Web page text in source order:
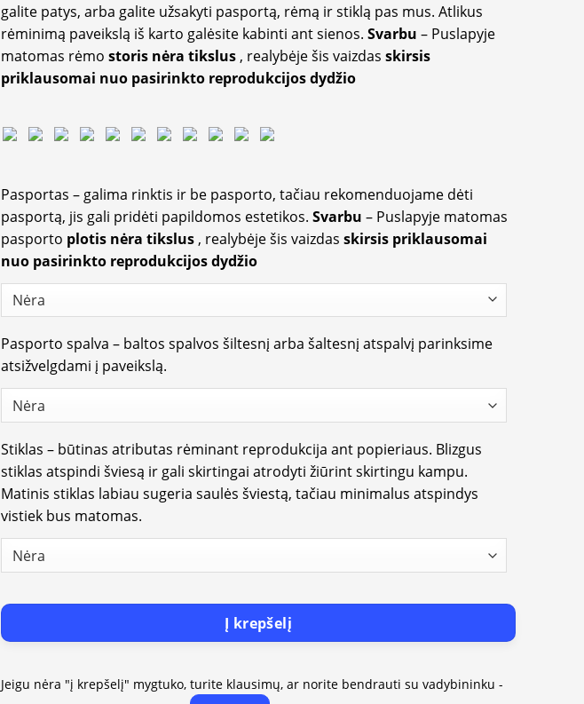
galite patys, arba galite užsakyti pasportą, rėmą ir stiklą pas mus. Atlikus
rėminimą paveikslą iš karto galėsite kabinti ant sienos. Svarbu – Puslapyje
matomas rėmo storis nėra tikslus , realybėje šis vaizdas skirsis
priklausomai nuo pasirinkto reprodukcijos dydžio
Pasportas – galima rinktis ir be pasporto, tačiau rekomenduojame dėti
pasportą, jis gali pridėti papildomos estetikos. Svarbu – Puslapyje matomas
pasporto plotis nėra tikslus , realybėje šis vaizdas skirsis priklausomai
nuo pasirinkto reprodukcijos dydžio
Pasporto spalva – baltos spalvos šiltesnį arba šaltesnį atspalvį parinksime
atsižvelgdami į paveikslą.
Stiklas – būtinas atributas rėminant reprodukcija ant popieriaus. Blizgus
stiklas atspindi šviesą ir gali skirtingai atrodyti žiūrint skirtingu kampu.
Matinis stiklas labiau sugeria saulės šviestą, tačiau minimalus atspindys
vistiek bus matomas.
Į krepšelį
Jeigu nėra "į krepšelį" mygtuko, turite klausimų, ar norite bendrauti su vadybininku -